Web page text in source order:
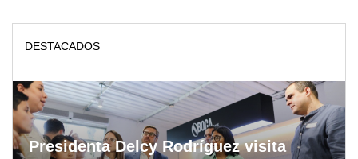
DESTACADOS
Presidenta Delcy Rodríguez visita